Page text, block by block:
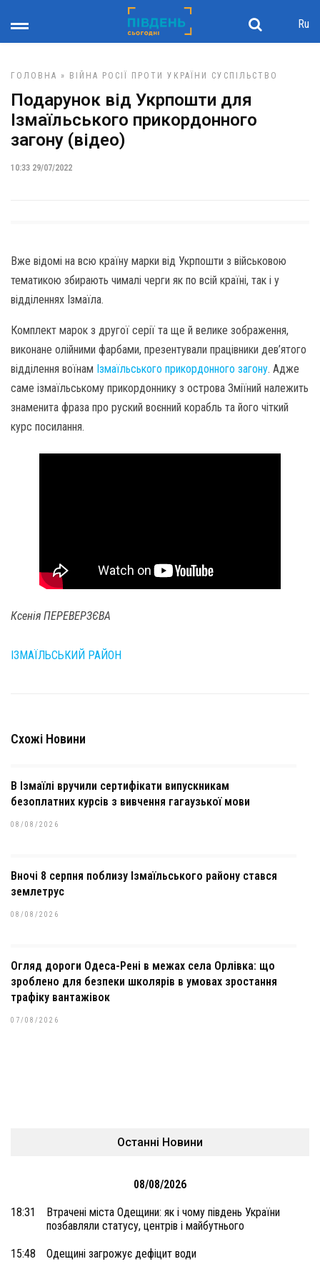
Ru
ГОЛОВНА » ВІЙНА РОСІЇ ПРОТИ УКРАЇНИ СУСПІЛЬСТВО
Подарунок від Укрпошти для
Ізмаїльського прикордонного
загону (відео)
10:33 29/07/2022
Вже відомі на всю країну марки від Укрпошти з військовою
тематикою збирають чималі черги як по всій країні, так і у
відділеннях Ізмаїла.
Комплект марок з другої серії та ще й велике зображення,
виконане олійними фарбами, презентували працівники дев’ятого
відділення воїнам Ізмаїльського прикордонного загону. Адже
саме ізмаїльському прикордоннику з острова Зміїний належить
знаменита фраза про руский воєнний корабль та його чіткий
курс посилання.
Ксенія ПЕРЕВЕРЗЄВА
ІЗМАЇЛЬСЬКИЙ РАЙОН
Схожі Новини
В Ізмаїлі вручили сертифікати випускникам
безоплатних курсів з вивчення гагаузької мови
08/08/2026
Вночі 8 серпня поблизу Ізмаїльського району стався
землетрус
08/08/2026
Огляд дороги Одеса-Рені в межах села Орлівка: що
зроблено для безпеки школярів в умовах зростання
трафіку вантажівок
07/08/2026
Останні Новини
08/08/2026
18:31
Втрачені міста Одещини: як і чому південь України
позбавляли статусу, центрів і майбутнього
15:48 Одещині загрожує дефіцит води